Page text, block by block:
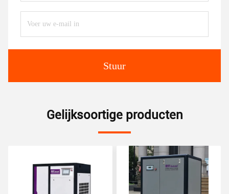
Stuur
Gelijksoortige producten